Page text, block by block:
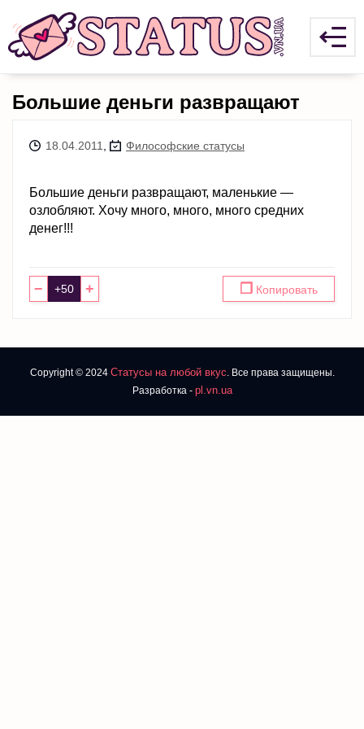
Большие деньги развращают
18.04.2011 Философские статусы
Большие деньги развращают, маленькие —
озлобляют. Хочу много, много, много средних
денег!!!
− + ❐ Копировать
Copyright © 2024 Статусы на любой вкус. Все права защищены.
Разработка - pl.vn.ua